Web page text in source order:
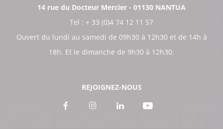
14 rue du Docteur Mercier - 01130 NANTUA
Tel : + 33 (0)4 74 12 11 57
Ouvert du lundi au samedi de 09h30 à 12h30 et de 14h à
18h. Et le dimanche de 9h30 à 12h30.
REJOIGNEZ-NOUS
Voir
Voir Voir Voir